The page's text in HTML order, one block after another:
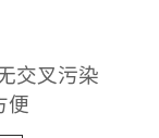
交叉污染
便